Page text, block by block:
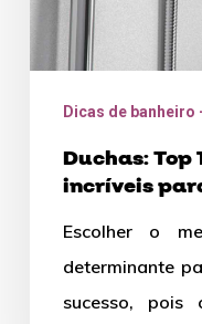
banheiro!
Dicas de
Duchas: Top
incríveis
Escolher o
determinante
sucesso, pois